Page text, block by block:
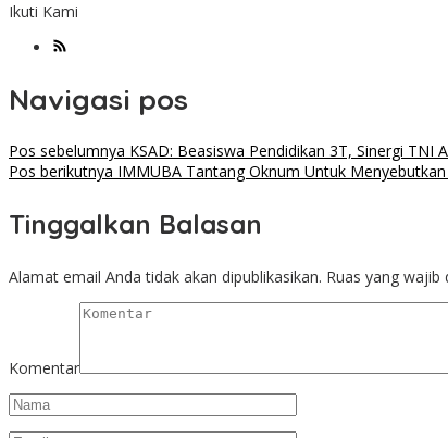
Ikuti Kami
Navigasi pos
Pos sebelumnya KSAD: Beasiswa Pendidikan 3T, Sinergi TNI
Pos berikutnya IMMUBA Tantang Oknum Untuk
Tinggalkan Balasan
Alamat email Anda tidak akan dipublikasikan. Ruas yang wajib
Komentar